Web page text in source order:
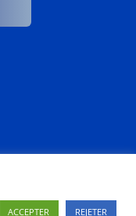
ACCEPTER REJETER